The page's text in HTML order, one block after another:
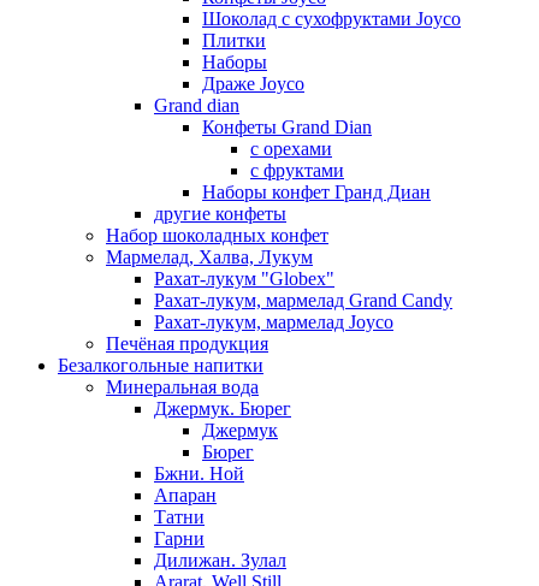
Шоколад с сухофруктами Joyco
Плитки
Наборы
Драже Joyco
Grand dian
Конфеты Grand Dian
с орехами
с фруктами
Наборы конфет Гранд Диан
другие конфеты
Набор шоколадных конфет
Мармелад, Халва, Лукум
Рахат-лукум "Globex"
Рахат-лукум, мармелад Grand Candy
Рахат-лукум, мармелад Joyco
Печёная продукция
Безалкогольные напитки
Минеральная вода
Джермук. Бюрег
Джермук
Бюрег
Бжни. Ной
Апаран
Татни
Гарни
Дилижан. Зулал
Ararat. Well Still